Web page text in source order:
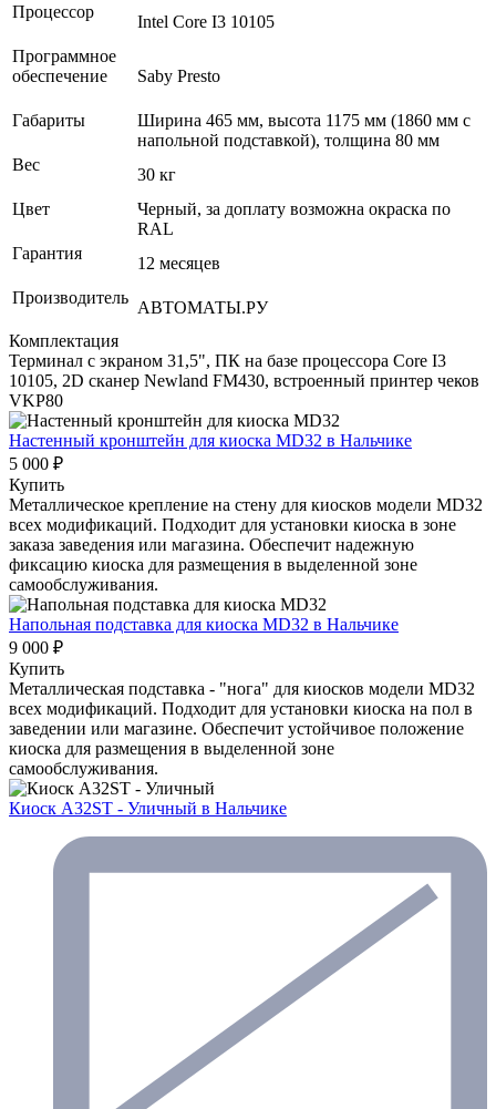
Процессор
Intel Core I3 10105
Программное
обеспечение
Saby Presto
Габариты
Ширина 465 мм, высота 1175 мм (1860 мм с
напольной подставкой), толщина 80 мм
Вес
30 кг
Цвет
Черный, за доплату возможна окраска по
RAL
Гарантия
12 месяцев
Производитель
АВТОМАТЫ.РУ
Комплектация
Терминал с экраном 31,5", ПК на базе процессора Core I3
10105, 2D сканер Newland FM430, встроенный принтер чеков
VKP80
Настенный кронштейн для киоска MD32 в Нальчике
5 000 ₽
Купить
Металлическое крепление на стену для киосков модели MD32
всех модификаций. Подходит для установки киоска в зоне
заказа заведения или магазина. Обеспечит надежную
фиксацию киоска для размещения в выделенной зоне
самообслуживания.
Напольная подставка для киоска MD32 в Нальчике
9 000 ₽
Купить
Металлическая подставка - "нога" для киосков модели MD32
всех модификаций. Подходит для установки киоска на пол в
заведении или магазине. Обеспечит устойчивое положение
киоска для размещения в выделенной зоне
самообслуживания.
Киоск A32ST - Уличный в Нальчике